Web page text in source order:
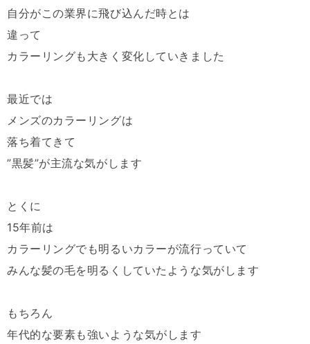
自分がこの業界に飛び込んだ時とは
違って
カラーリングも大きく変化していきました
最近では
メンズのカラーリングは
落ち着てきて
”黒髪”が主流な気がします
とくに
15年前は
カラーリングでも明るいカラーが流行っていて
みんな髪の毛を明るくしていたような気がします
もちろん
年代的な要素も強いような気がします